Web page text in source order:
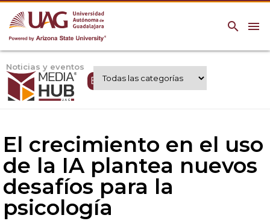
menu
search
Noticias y eventos
Expertos UAG
El crecimiento en el uso
de la IA plantea nuevos
desafíos para la
psicología